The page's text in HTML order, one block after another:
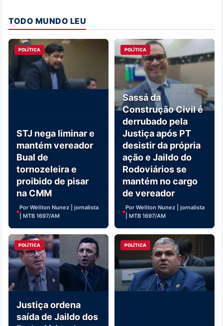
TODO MUNDO LEU
POLÍTICA
STJ nega liminar e
mantém vereador
Bual de
tornozeleira e
proibido de pisar
na CMM
Por Weliton Nunez | jornalista
| MTB 1697/AM
POLÍTICA
Sassá da
Construção Civil é
derrubado pela
Justiça após PT
desistir da própria
ação e Jaildo do
Rodoviários se
mantém no cargo
de vereador
Por Weliton Nunez | jornalista
| MTB 1697/AM
POLÍTICA
Justiça ordena
saída de Jaildo dos
POLÍTICA